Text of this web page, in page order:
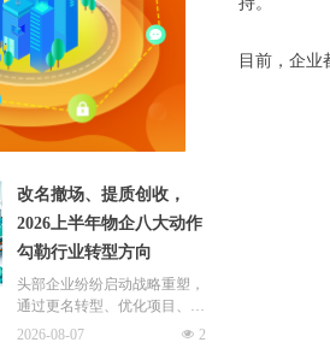
目前，企业
】
改名撤场、提质创收，
2026上半年物企八大动作
勾勒行业转型方向
头部企业纷纷启动战略重塑，
通过更名转型、优化项目、升
级服务、挖掘增值收入等多重
넶 2
2026-08-07